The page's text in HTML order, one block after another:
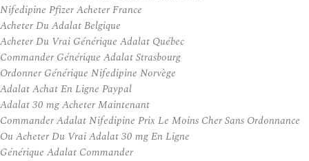
Nifedipine Pfizer Acheter France
Acheter Du Adalat Belgique
Acheter Du Vrai Générique Adalat Québec
Commander Générique Adalat Strasbourg
Ordonner Générique Nifedipine Norvège
Adalat Achat En Ligne Paypal
Adalat 30 mg Acheter Maintenant
Commander Adalat Nifedipine Prix Le Moins Cher Sans Ordonnance
Ou Acheter Du Vrai Adalat 30 mg En Ligne
Générique Adalat Commander